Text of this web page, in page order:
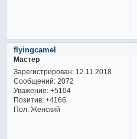
flyingcamel
Мастер
Зарегистрирован: 12.11.2018
Сообщений:2072
Уважение: +5104
Позитив: +4166
Пол:Женский